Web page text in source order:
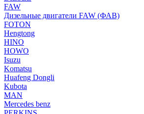
FAW
Дизельные двигатели FAW (ФАВ)
FOTON
Hengtong
HINO
HOWO
Isuzu
Komatsu
Huafeng Dongli
Kubota
MAN
Mercedes benz